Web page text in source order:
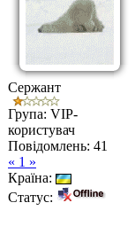
Сержант
Група: VIP-
користувач
Повідомлень: 41
« 1 »
Країна:
Статус: